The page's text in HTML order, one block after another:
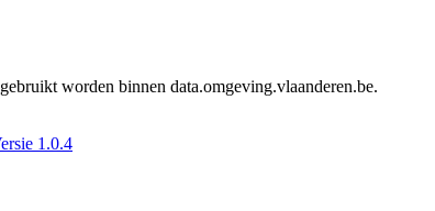
worden binnen data.omgeving.vlaanderen.be.
1.0.4